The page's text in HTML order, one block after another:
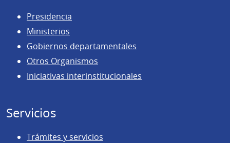
Presidencia
Ministerios
Gobiernos departamentales
Otros Organismos
Iniciativas interinstitucionales
Servicios
Trámites y servicios